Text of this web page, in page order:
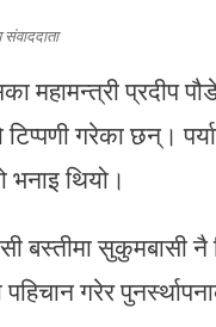
महामन्त्री प्रदीप
टिप्पणी गरेका छन्।
भनाइ थियो।
बस्तीमा सुकुमबासी
गरेर